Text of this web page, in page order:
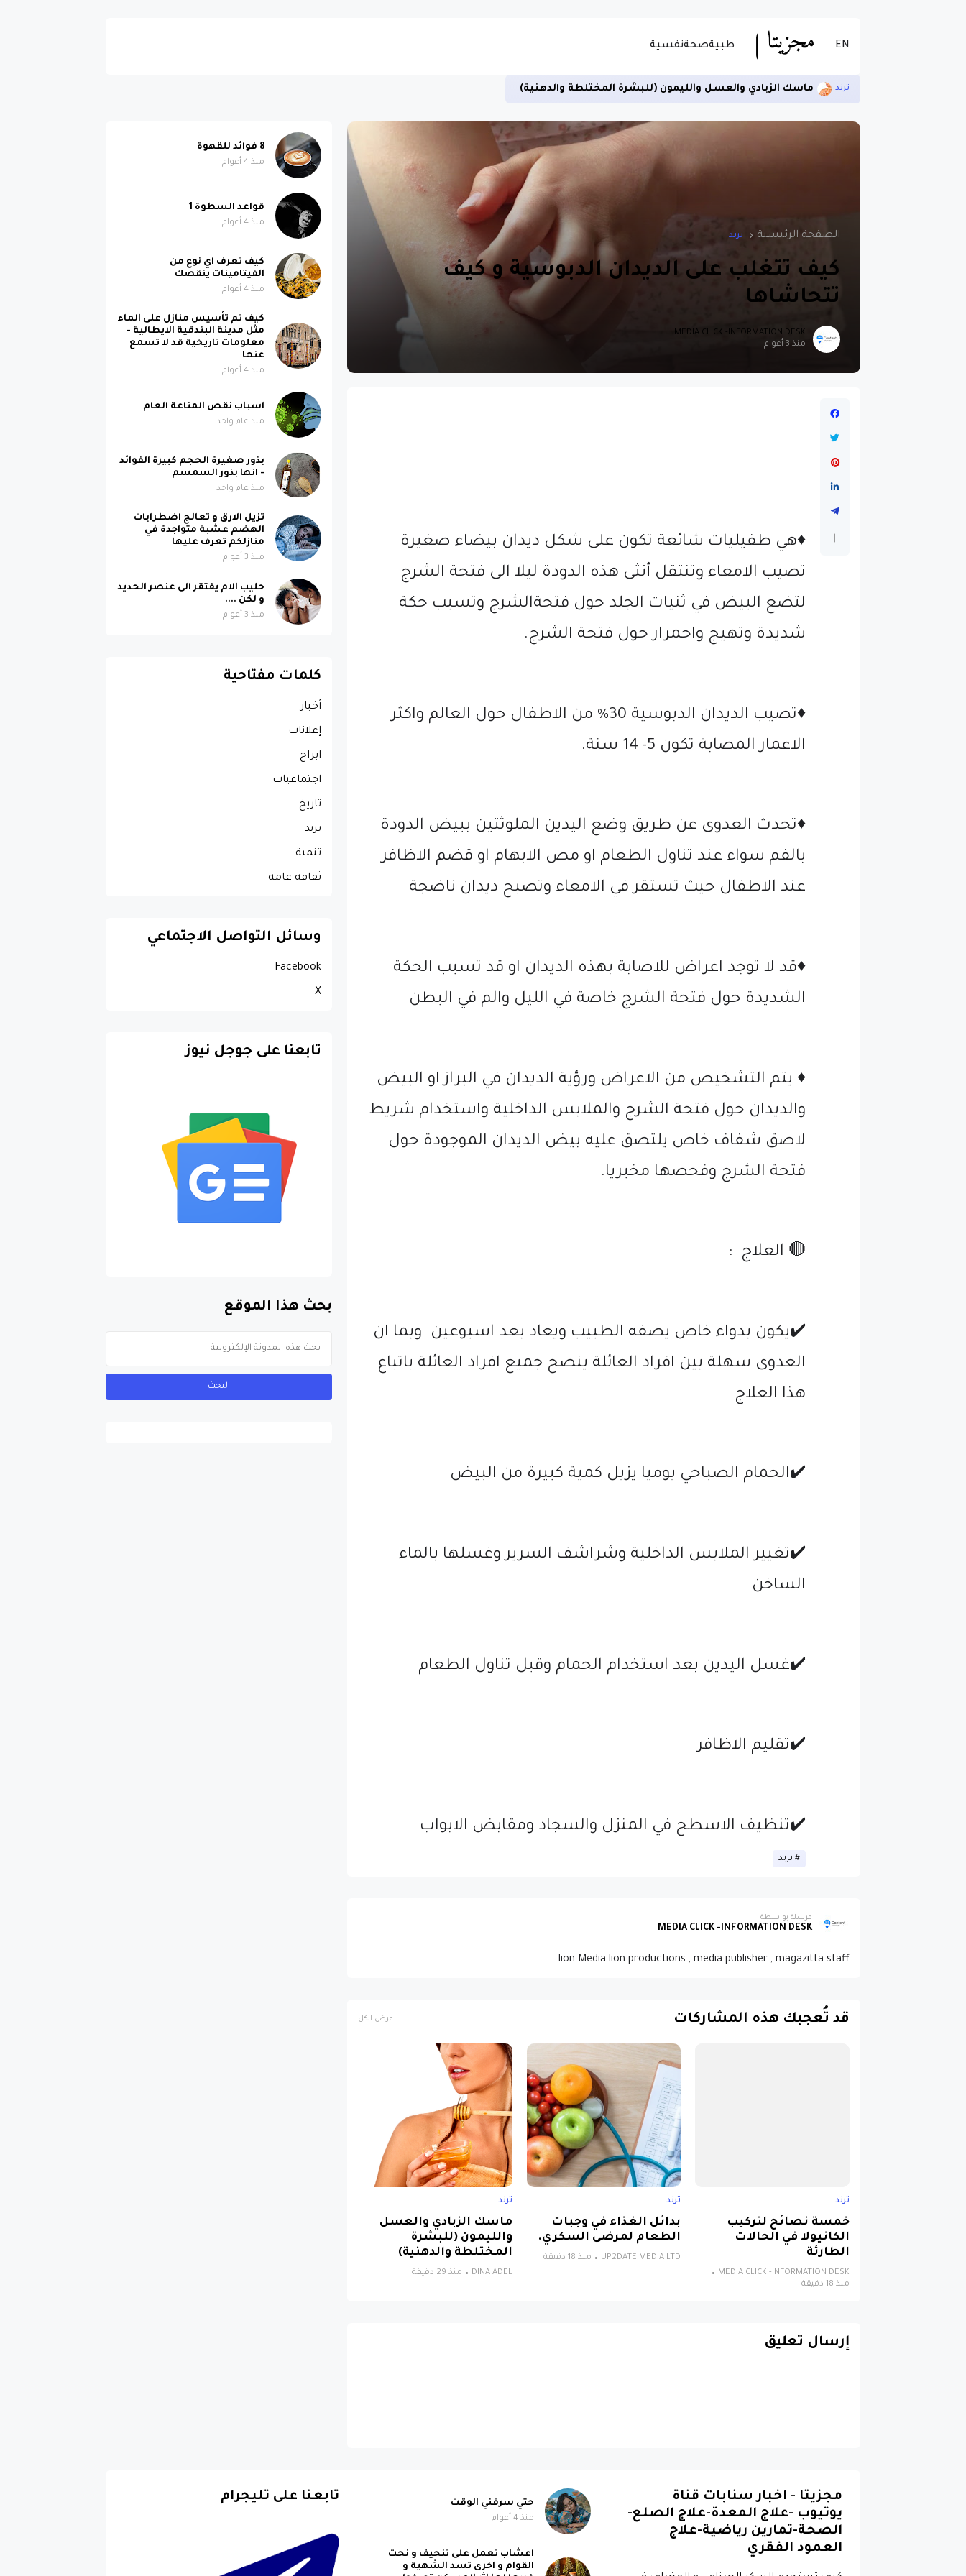
EN طبيةصحةنفسية
ترند ماسك الزبادي والعسل والليمون (للبشرة المختلطة والدهنية)
الصفحة الرئيسية ترند
كيف تتغلب على الديدان الدبوسية و كيف
تتحاشاها
MEDIA CLICK -INFORMATION DESK
منذ 3 أعوام
♦️هي طفيليات شائعة تكون على شكل ديدان بيضاء صغيرة
تصيب الامعاء وتنتقل أنثى هذه الدودة ليلا الى فتحة الشرج
لتضع البيض في ثنيات الجلد حول فتحةالشرج وتسبب حكة
شديدة وتهيج واحمرار حول فتحة الشرج.
♦️تصيب الديدان الدبوسية 30% من الاطفال حول العالم واكثر
الاعمار المصابة تكون 5- 14 سنة.
♦️تحدث العدوى عن طريق وضع اليدين الملوثتين ببيض الدودة
بالفم سواء عند تناول الطعام او مص الابهام او قضم الاظافر
عند الاطفال حيث تستقر في الامعاء وتصبح ديدان ناضجة
♦️قد لا توجد اعراض للاصابة بهذه الديدان او قد تسبب الحكة
الشديدة حول فتحة الشرج خاصة في الليل والم في البطن
♦️ يتم التشخيص من الاعراض ورؤية الديدان في البراز او البيض
والديدان حول فتحة الشرج والملابس الداخلية واستخدام شريط
لاصق شفاف خاص يلتصق عليه بيض الديدان الموجودة حول
فتحة الشرج وفحصها مخبريا.
🔴 العلاج :
✔️يكون بدواء خاص يصفه الطبيب ويعاد بعد اسبوعين وبما ان
العدوى سهلة بين افراد العائلة ينصح جميع افراد العائلة باتباع
هذا العلاج
✔️الحمام الصباحي يوميا يزيل كمية كبيرة من البيض
✔️تغيير الملابس الداخلية وشراشف السرير وغسلها بالماء
الساخن
✔️غسل اليدين بعد استخدام الحمام وقبل تناول الطعام
✔️تقليم الاظافر
✔️تنظيف الاسطح في المنزل والسجاد ومقابض الابواب
ترند
مرسلة بواسطة
MEDIA CLICK -INFORMATION DESK
lion Media lion productions , media publisher , magazitta staff
قد تُعجبك هذه المشاركات عرض الكل
ترند
خمسة نصائح لتركيب
الكانيولا في الحالات
الطارئة
MEDIA CLICK -INFORMATION DESK
منذ 18 دقيقة
ترند
بدائل الغذاء في وجبات
الطعام لمرضى السكري.
UP2DATE MEDIA LTD منذ 18 دقيقة
ترند
ماسك الزبادي والعسل
والليمون (للبشرة
المختلطة والدهنية)
DINA ADEL منذ 29 دقيقة
إرسال تعليق
8 فوائد للقهوة
منذ 4 أعوام
قواعد السطوة 1
منذ 4 أعوام
كيف تعرف اي نوع من
الفيتامينات ينقصك
منذ 4 أعوام
كيف تم تأسيس منازل على الماء
مثل مدينة البندقية الايطالية -
معلومات تاريخية قد لا تسمع
عنها
منذ 4 أعوام
اسباب نقص المناعة العام
منذ عام واحد
بذور صغيرة الحجم كبيرة الفوائد
- انها بذور السمسم
منذ عام واحد
تزيل الارق و تعالج اضطرابات
الهضم عشبة متواجدة في
منازلكم تعرف عليها
منذ 3 أعوام
حليب الام يفتقر الى عنصر الحديد
و لكن ....
منذ 3 أعوام
كلمات مفتاحية
أخبار
إعلانات
ابراج
اجتماعيات
تاريخ
ترند
تنمية
ثقافة عامة
وسائل التواصل الاجتماعي
Facebook
X
تابعنا على جوجل نيوز
بحث هذا الموقع
مجزيتا - اخبار سنابات قناة
يوتيوب -علاج المعدة-علاج الصلع-
الصحة-تمارين رياضية-علاج
العمود الفقري
حتي سرقني الوقت
منذ 4 أعوام
اعشاب تعمل على تنحيف و نحت
القوام و اخرى تسد الشهية و
تابعنا على تليجرام